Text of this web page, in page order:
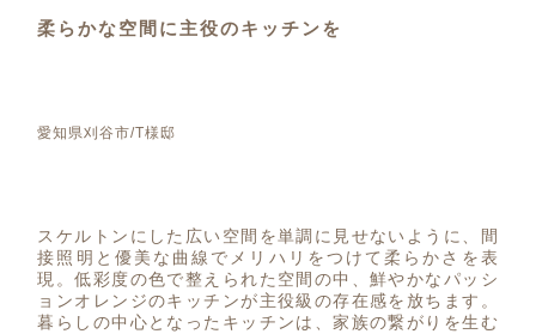
柔らかな空間に主役のキッチンを
愛知県刈谷市/T様邸
スケルトンにした広い空間を単調に見せないように、間
接照明と優美な曲線でメリハリをつけて柔らかさを表
現。低彩度の色で整えられた空間の中、鮮やかなパッシ
ョンオレンジのキッチンが主役級の存在感を放ちます。
暮らしの中心となったキッチンは、家族の繋がりを生む